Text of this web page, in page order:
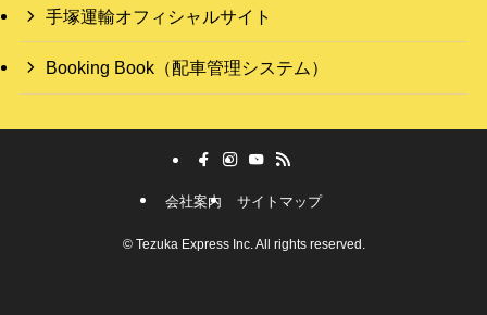
手塚運輸オフィシャルサイト
Booking Book（配車管理システム）
会社案内 サイトマップ
©Tezuka Express Inc. All rights reserved.